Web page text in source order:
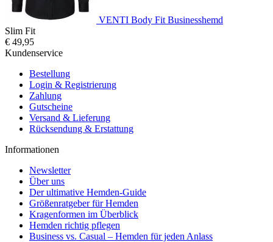
VENTI Body Fit Businesshemd
Slim Fit
€ 49,95
Kundenservice
Bestellung
Login & Registrierung
Zahlung
Gutscheine
Versand & Lieferung
Rücksendung & Erstattung
Informationen
Newsletter
Über uns
Der ultimative Hemden-Guide
Größenratgeber für Hemden
Kragenformen im Überblick
Hemden richtig pflegen
Business vs. Casual – Hemden für jeden Anlass